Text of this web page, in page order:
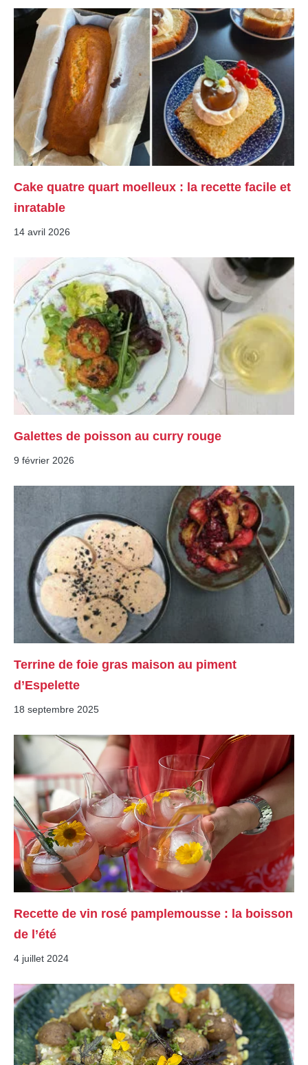
Cake quatre quart moelleux : la recette facile et
inratable
14 avril 2026
Galettes de poisson au curry rouge
9 février 2026
Terrine de foie gras maison au piment
d’Espelette
18 septembre 2025
Recette de vin rosé pamplemousse : la boisson
de l’été
4 juillet 2024